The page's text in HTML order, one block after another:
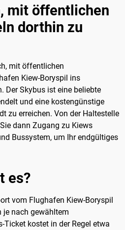
mit öffentlichen
dorthin zu
mit öffentlichen
Kiew-Boryspil ins
Der Skybus ist eine beliebte
und eine kostengünstige
zu erreichen. Von der Haltestelle
dann Zugang zu Kiews
Bussystem, um Ihr endgültiges
es?
vom Flughafen Kiew-Boryspil
je nach gewähltem
Ticket kostet in der Regel etwa